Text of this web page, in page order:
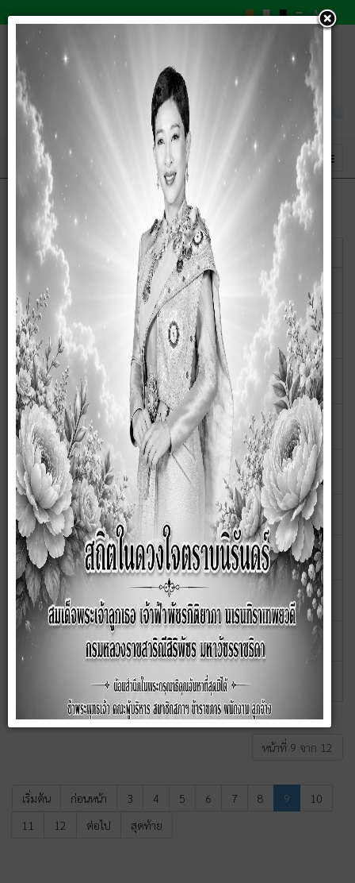
แสดง
#
วันเผยแพร่
ประกาศ : ราคากลางโครงการก่อสร้างรั้วสำนักงาน
อบต.วังชมภู
21 สิงหาคม
ประกาศ : ราคากลางก่อสร้างถนนคอนกรีตเสริมเหล็ก ทาง
เข้า อบต.
21 สิงหาคม
2562
ประกาศ : ราคากลางก่อสร้างรางระบายน้ำ
คอนกรีตเสริมเหล็ก หมู่ 1
21 สิงหาคม
2562
รายงานผลการจัดซื้อจัดจัางประจำไตรมาส 3 เม.ย - มิ.ย
62
25 กรกฎาคม
2562
รายงานผลการจัดซื้อจัดจัางประจำเดือน พฤษภาคม
2562
20 มิถุนายน
2562
ประกาศ : ราคากลางโครงการซ่อมแซมถนนลูกรัง หมู่ที่ 1
07 มิถุนายน
2562
ประกาศ:รายงานผลการจัดซื้อจัดจ้าง ประจำเดือนมีนาคม
2562
24 เมษายน
2562
ราคากลางก่อสร้างรางระบายน้ำ หมู่ที่ 8
29 มีนาคม
2562
ราคากลางก่อสร้างรางระบายน้ำ หมู่ที่ 2
29 มีนาคม
ราคากลางก่อสร้างรางระบายน้ำ หมู่ที่ 3
หน้าที่ 9 จาก 12
เริ่มต้น ก่อนหน้า 3 4 5 6 7 8 9
10
11
12 ต่อไป สุดท้าย